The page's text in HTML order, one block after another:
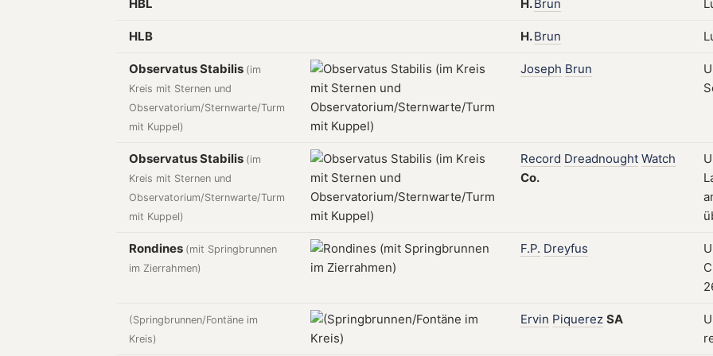
HBL H. Brun
HLB H.Brun
Observatus Stabilis (im
Kreis mit Sternen und
Observatorium/Sternwarte/Turm
mit Kuppel)
Joseph Brun
Observatus Stabilis (im
Kreis mit Sternen und
Observatorium/Sternwarte/Turm
mit Kuppel)
Record Dreadnought Watch
Co.
Rondines (mit Springbrunnen
im Zierrahmen)
F.P. Dreyfus
(Springbrunnen/Fontäne im
Kreis)
Ervin Piquerez SA